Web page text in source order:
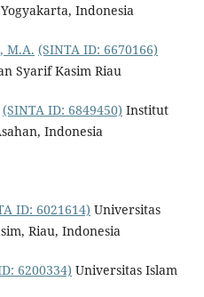
Indonesia
M.A. (SINTA ID: 6670166)
Syarif Kasim Riau
(SINTA ID: 6849450) Institut
Indonesia
ID: 6021614) Universitas
Riau, Indonesia
6200334) Universitas Islam